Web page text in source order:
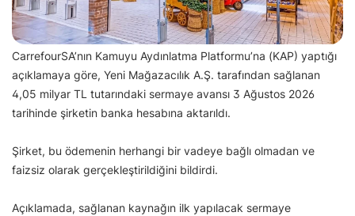
CarrefourSA’nın Kamuyu Aydınlatma Platformu’na (KAP) yaptığı
açıklamaya göre, Yeni Mağazacılık A.Ş. tarafından sağlanan
4,05 milyar TL tutarındaki sermaye avansı 3 Ağustos 2026
tarihinde şirketin banka hesabına aktarıldı.
Şirket, bu ödemenin herhangi bir vadeye bağlı olmadan ve
faizsiz olarak gerçekleştirildiğini bildirdi.
Açıklamada, sağlanan kaynağın ilk yapılacak sermaye